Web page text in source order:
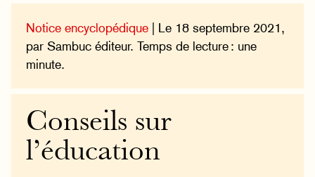
Notice encyclopédique | Le 18 septembre 2021,
par Sambuc éditeur. Temps de lecture : une
minute.
Conseils sur
l’éducation